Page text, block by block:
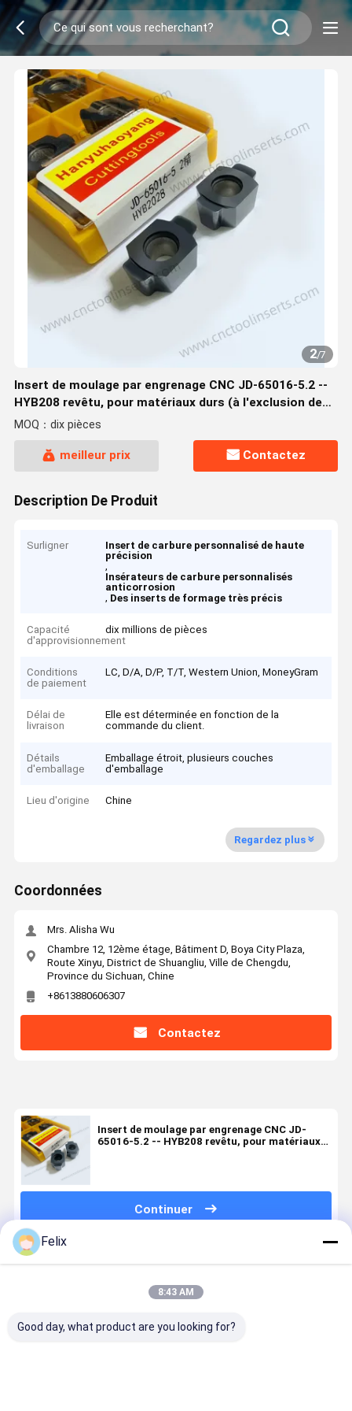
2/7
Insert de moulage par engrenage CNC JD-65016-5.2 --
HYB208 revêtu, pour matériaux durs (à l'exclusion des
alliages à haute température)
MOQ：dix pièces
meilleur prix Contactez
Description De Produit
Surligner
Insert de carbure personnalisé de haute
précision
,
Insérateurs de carbure personnalisés
anticorrosion
, Des inserts de formage très précis
Capacité
d'approvisionnement
dix millions de pièces
Conditions
de paiement
LC, D/A, D/P, T/T, Western Union, MoneyGram
Délai de
livraison
Elle est déterminée en fonction de la
commande du client.
Détails
d'emballage
Emballage étroit, plusieurs couches
d'emballage
Lieu d'origine Chine
Regardez plus
Coordonnées
Mrs. Alisha Wu
Chambre 12, 12ème étage, Bâtiment D, Boya City Plaza,
Route Xinyu, District de Shuangliu, Ville de Chengdu,
Province du Sichuan, Chine
+8613880606307
Contactez
Insert de moulage par engrenage CNC JD-
65016-5.2 -- HYB208 revêtu, pour matériaux
Continuer
Produits Recommandés
Felix
8:43 AM
Good day, what product are you looking for?